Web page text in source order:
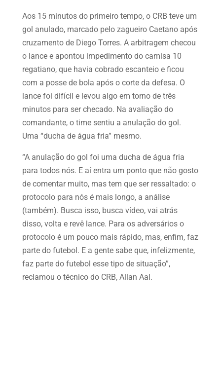
Aos 15 minutos do primeiro tempo, o CRB teve um
gol anulado, marcado pelo zagueiro Caetano após
cruzamento de Diego Torres. A arbitragem checou
o lance e apontou impedimento do camisa 10
regatiano, que havia cobrado escanteio e ficou
com a posse de bola após o corte da defesa. O
lance foi difícil e levou algo em torno de três
minutos para ser checado. Na avaliação do
comandante, o time sentiu a anulação do gol.
Uma “ducha de água fria” mesmo.
“A anulação do gol foi uma ducha de água fria
para todos nós. E aí entra um ponto que não gosto
de comentar muito, mas tem que ser ressaltado: o
protocolo para nós é mais longo, a análise
(também). Busca isso, busca vídeo, vai atrás
disso, volta e revê lance. Para os adversários o
protocolo é um pouco mais rápido, mas, enfim, faz
parte do futebol. E a gente sabe que, infelizmente,
faz parte do futebol esse tipo de situação”,
reclamou o técnico do CRB, Allan Aal.